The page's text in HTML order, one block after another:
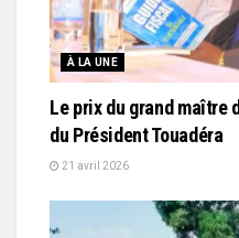
À LA UNE
Le prix du grand maître
du Président Touadéra
21 avril 2026